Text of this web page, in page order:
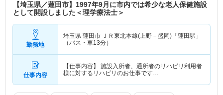
【埼玉県／蓮田市】1997年9月に市内では希少な老人保健施設
として開設しました＜理学療法士＞
勤務地
埼玉県 蓮田市 ＪＲ東北本線(上野－盛岡)「蓮田駅」
（バス・車13分）
仕事内容
【仕事内容】 施設入所者、通所者のリハビリ利用者
様に対するリハビリのお仕事です…